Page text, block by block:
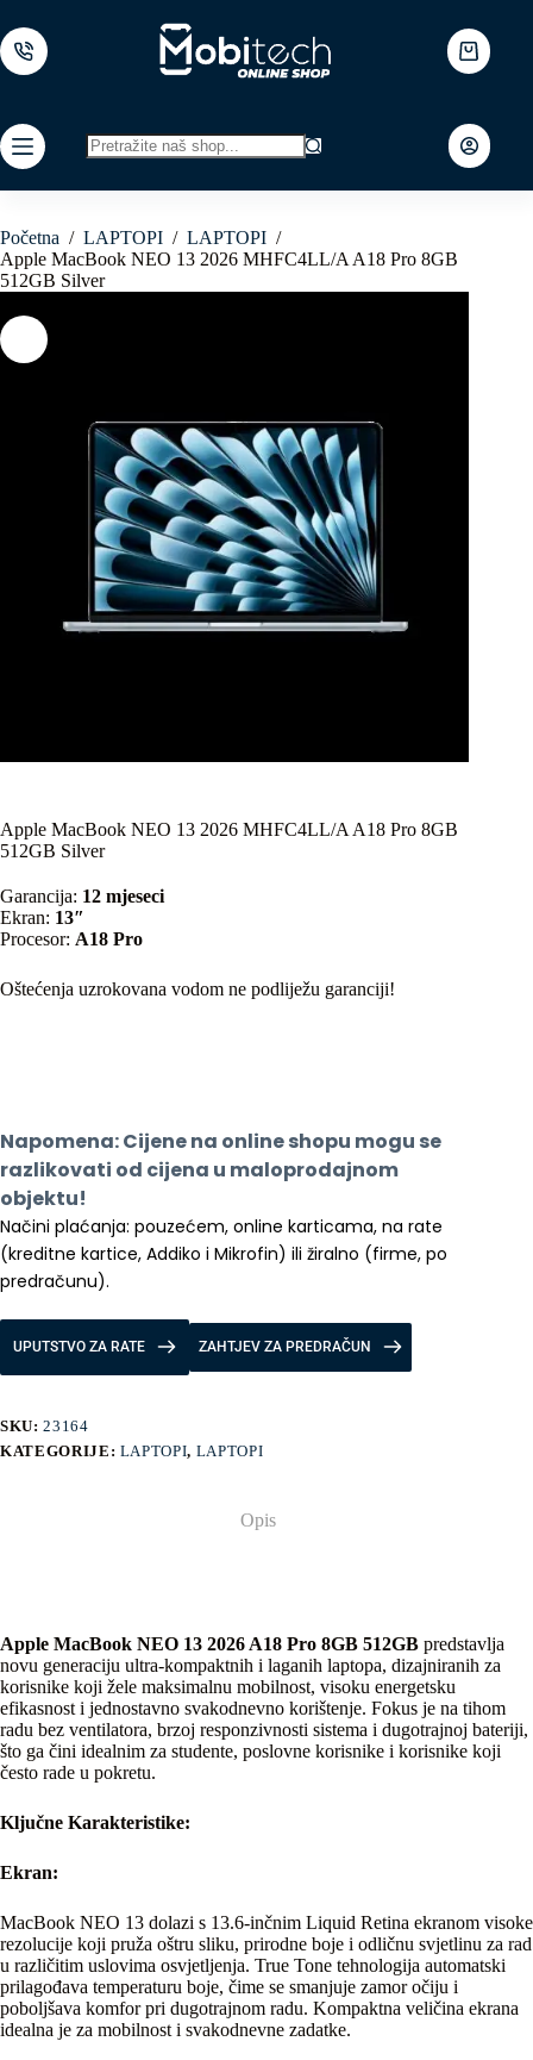
to
content
Shopping
cart
results
Početna / LAPTOPI / LAPTOPI /
Apple MacBook NEO 13 2026 MHFC4LL/A A18 Pro 8GB
512GB Silver
Apple MacBook NEO 13 2026 MHFC4LL/A A18 Pro 8GB
512GB Silver
Garancija: 12 mjeseci
Ekran: 13″
Procesor: A18 Pro
Oštećenja uzrokovana vodom ne podliježu garanciji!
Napomena: Cijene na online shopu mogu se
razlikovati od cijena u maloprodajnom
objektu!
Načini plaćanja: pouzećem, online karticama, na rate
(kreditne kartice, Addiko i Mikrofin) ili žiralno (firme, po
predračunu).
UPUTSTVO ZA RATE ZAHTJEV ZA PREDRAČUN
SKU:23164
KATEGORIJE: LAPTOPI, LAPTOPI
Opis
Apple MacBook NEO 13 2026 A18 Pro 8GB 512GB predstavlja
novu generaciju ultra-kompaktnih i laganih laptopa, dizajniranih za
korisnike koji žele maksimalnu mobilnost, visoku energetsku
efikasnost i jednostavno svakodnevno korištenje. Fokus je na tihom
radu bez ventilatora, brzoj responzivnosti sistema i dugotrajnoj bateriji,
što ga čini idealnim za studente, poslovne korisnike i korisnike koji
često rade u pokretu.
Ključne Karakteristike:
Ekran:
MacBook NEO 13 dolazi s 13.6-inčnim Liquid Retina ekranom visoke
rezolucije koji pruža oštru sliku, prirodne boje i odličnu svjetlinu za rad
u različitim uslovima osvjetljenja. True Tone tehnologija automatski
prilagođava temperaturu boje, čime se smanjuje zamor očiju i
poboljšava komfor pri dugotrajnom radu. Kompaktna veličina ekrana
idealna je za mobilnost i svakodnevne zadatke.